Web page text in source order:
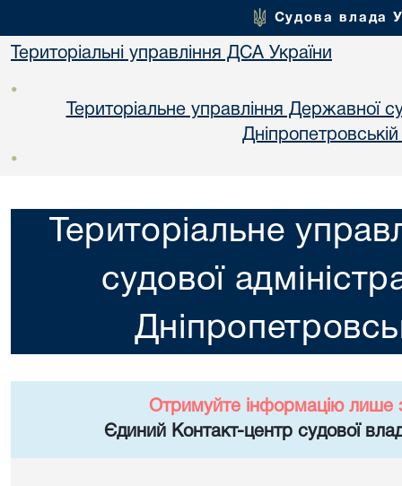
Судова влада
Територіальні управління ДСА України
•
Територіальне управління Державної
•
Територіальне
судової
Отримуйте інформацію лише
Єдиний Контакт-центр судової